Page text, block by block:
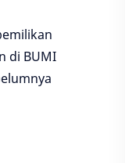
di BUMI